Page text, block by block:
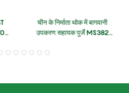
और
चीन के निर्माता थोक में बागवानी
उपकरण सहायक पुर्जे MS382